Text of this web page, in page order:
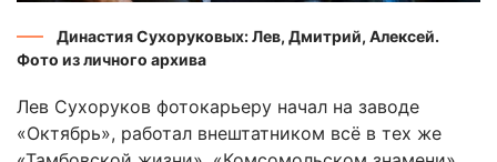
Династия Сухоруковых: Лев, Дмитрий, Алексей.
Фото из личного архива
Лев Сухоруков фотокарьеру начал на заводе
«Октябрь», работал внештатником всё в тех же